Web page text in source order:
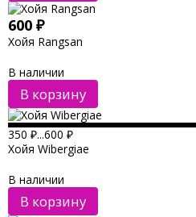
600 ₽
Хойя Rangsan
В наличии
В корзину
350 ₽...600 ₽
Хойя Wibergiae
В наличии
В корзину